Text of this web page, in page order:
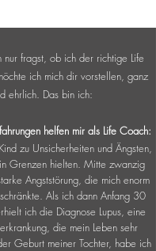
fragst, ob ich der richtige Life
ich mich dir vorstellen, ganz
ehrlich. Das bin ich:
helfen mir als Life Coach:
zu Unsicherheiten und Ängsten,
Grenzen hielten. Mitte zwanzig
Angststörung, die mich enorm
Als ich dann Anfang 30
ich die Diagnose Lupus, eine
die mein Leben sehr
Geburt meiner Tochter, habe ich